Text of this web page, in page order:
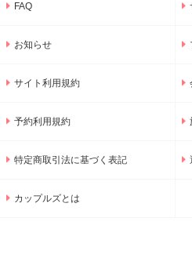
FAQ
お知らせ
サイト利用規約
予約利用規約
特定商取引法に基づく表記
カップルズとは